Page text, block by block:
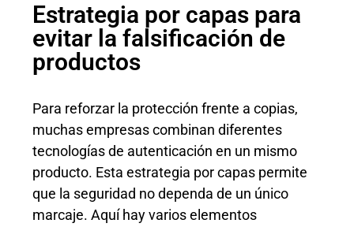
Estrategia por capas para
evitar la falsificación de
productos
Para reforzar la protección frente a copias,
muchas empresas combinan diferentes
tecnologías de autenticación en un mismo
producto. Esta estrategia por capas permite
que la seguridad no dependa de un único
marcaje. Aquí hay varios elementos